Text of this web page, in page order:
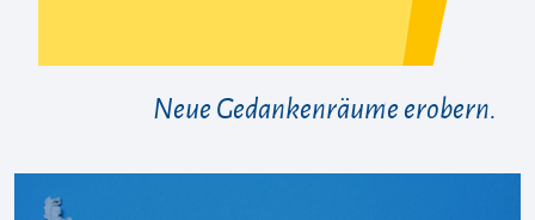
Neue Gedankenräume erobern.